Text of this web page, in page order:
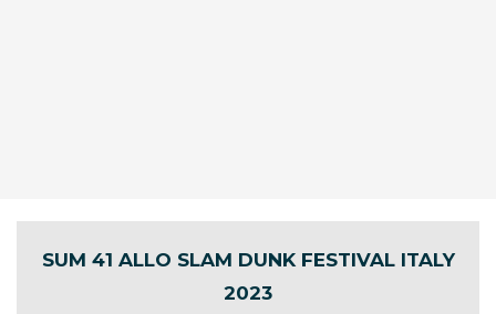
SUM 41 ALLO SLAM DUNK FESTIVAL ITALY
2023